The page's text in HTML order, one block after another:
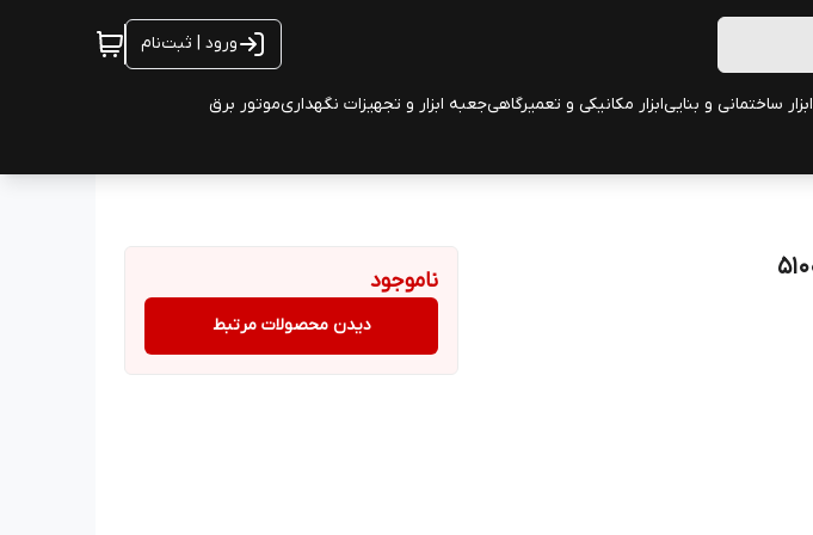
ورود | ثبت‌نام
ابزار ساختمانی و بناییابزار مکانیکی و تعمیرگاهیجعبه ابزار و تجهیزات نگهداریموتور برق
ناموجود
دیدن محصولات مرتبط